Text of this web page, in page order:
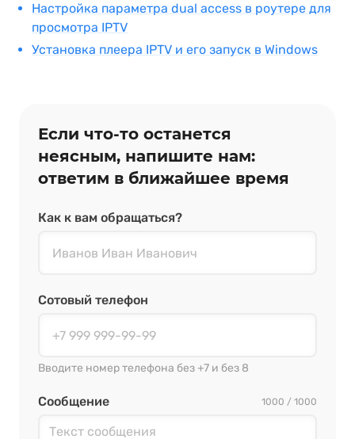
Настройка параметра dual access в роутере для
просмотра IPTV
Установка плеера IPTV и его запуск в Windows
Если что‑то останется
неясным, напишите нам:
ответим в ближайшее время
Как к вам обращаться?
Сотовый телефон
Вводите номер телефона без +7 и без 8
Сообщение 1000 / 1000